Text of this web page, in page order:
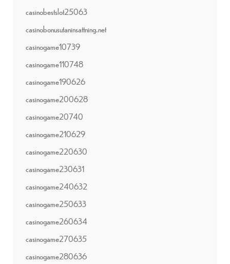
casinobestslot25063
casinobonusutaninsattning.net
casinogame10739
casinogame110748
casinogame190626
casinogame200628
casinogame20740
casinogame210629
casinogame220630
casinogame230631
casinogame240632
casinogame250633
casinogame260634
casinogame270635
casinogame280636